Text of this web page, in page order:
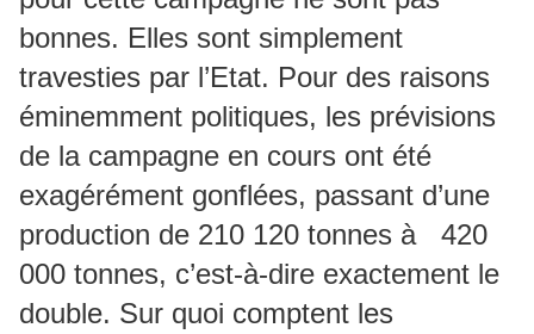
bonnes. Elles sont simplement
travesties par l’Etat. Pour des raisons
éminemment politiques, les prévisions
de la campagne en cours ont été
exagérément gonflées, passant d’une
production de 210 120 tonnes à 420
000 tonnes, c’est-à-dire exactement le
double. Sur quoi comptent les